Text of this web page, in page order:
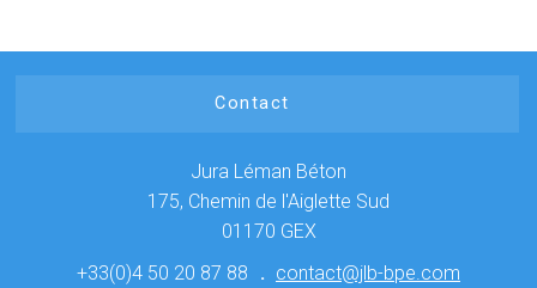
Contact
Jura Léman Béton
175, Chemin de l'Aiglette Sud
01170 GEX
+33(0)4 50 20 87 88
contact@jlb-bpe.com